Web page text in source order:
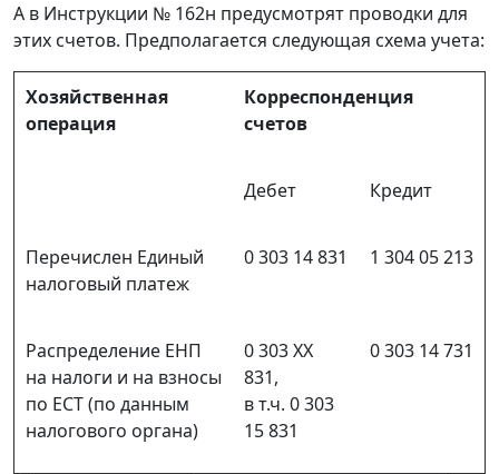
А в Инструкции № 162н предусмотрят проводки для
этих счетов. Предполагается следующая схема учета:
Хозяйственная
операция
Корреспонденция
счетов
Дебет Кредит
Перечислен Единый
налоговый платеж
0 303 14 831 1 304 05 213
Распределение ЕНП
на налоги и на взносы
по ЕСТ (по данным
налогового органа)
0 303 ХХ
831,
в т.ч. 0 303
15 831
0 303 14 731